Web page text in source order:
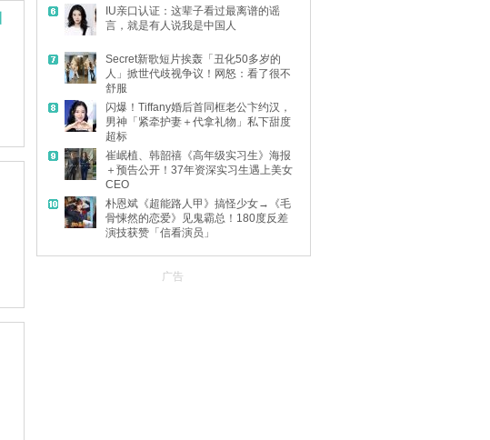
IU亲口认证：这辈子看过最离谱的谣
言，就是有人说我是中国人
Secret新歌短片挨轰「丑化50多岁的
人」掀世代歧视争议！网怒：看了很不
舒服
闪爆！Tiffany婚后首同框老公卞约汉，
男神「紧牵护妻＋代拿礼物」私下甜度
超标
崔岷植、韩韶禧《高年级实习生》海报
＋预告公开！37年资深实习生遇上美女
CEO
朴恩斌《超能路人甲》搞怪少女→《毛
骨悚然的恋爱》见鬼霸总！180度反差
演技获赞「信看演员」
广告